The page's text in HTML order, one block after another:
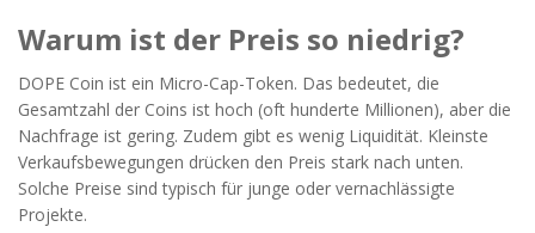
Warum ist der Preis so niedrig?
DOPE Coin ist ein Micro-Cap-Token. Das bedeutet, die
Gesamtzahl der Coins ist hoch (oft hunderte Millionen), aber die
Nachfrage ist gering. Zudem gibt es wenig Liquidität. Kleinste
Verkaufsbewegungen drücken den Preis stark nach unten.
Solche Preise sind typisch für junge oder vernachlässigte
Projekte.